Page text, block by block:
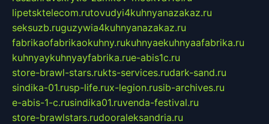
lipetsktelecom.rutovudyi4kuhnyanazakaz.ru
seksuzb.ruguzywia4kuhnyanazakaz.ru
fabrikaofabrikaokuhny.rukuhnyaekuhnyaafabrika.ru
kuhnyaykuhnyayfabrika.rue-abis1c.ru
store-brawl-stars.rukts-services.rudark-sand.ru
sindika-01.rusp-life.rux-legion.rusib-archives.ru
e-abis-1-c.rusindika01.ruvenda-festival.ru
store-brawlstars.rudooraleksandria.ru